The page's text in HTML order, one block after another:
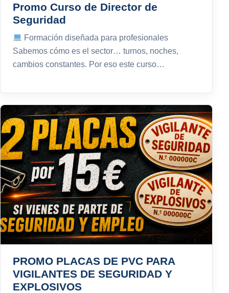
Promo Curso de Director de
Seguridad
Formación diseñada para profesionales
Sabemos cómo es el sector… turnos, noches,
cambios constantes. Por eso este curso…
PROMO PLACAS DE PVC PARA
VIGILANTES DE SEGURIDAD Y
EXPLOSIVOS